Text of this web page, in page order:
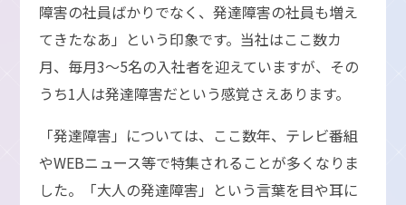
障害の社員ばかりでなく、発達障害の社員も増え
てきたなあ」という印象です。当社はここ数カ
月、毎月3～5名の入社者を迎えていますが、その
うち1人は発達障害だという感覚さえあります。
「発達障害」については、ここ数年、テレビ番組
やWEBニュース等で特集されることが多くなりま
した。「大人の発達障害」という言葉を目や耳に